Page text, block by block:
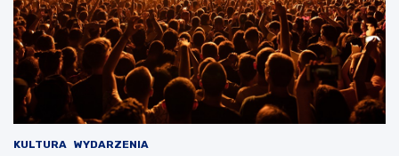
KULTURA WYDARZENIA